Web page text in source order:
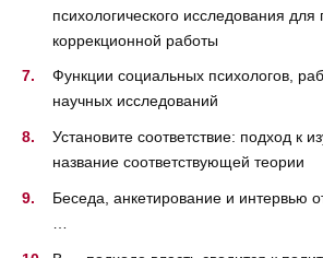
психологического исследования для
коррекционной работы
Функции социальных психологов,
научных исследований
Установите соответствие: подход к
название соответствующей теории
Беседа, анкетирование и интервью